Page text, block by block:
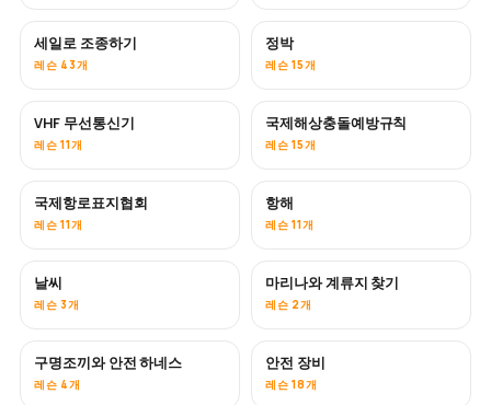
세일로 조종하기
레슨 43개
정박
레슨 15개
VHF 무선통신기
레슨 11개
국제해상충돌예방규칙
레슨 15개
국제항로표지협회
레슨 11개
항해
레슨 11개
날씨
레슨 3개
마리나와 계류지 찾기
레슨 2개
구명조끼와 안전 하네스
레슨 4개
안전 장비
레슨 18개